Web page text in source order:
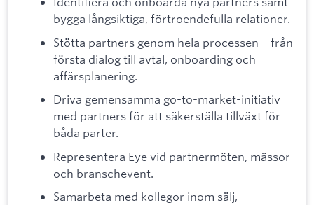
bygga långsiktiga, förtroendefulla relationer.
Stötta partners genom hela processen – från
första dialog till avtal, onboarding och
affärsplanering.
Driva gemensamma go-to-market-initiativ
med partners för att säkerställa tillväxt för
båda parter.
Representera Eye vid partnermöten, mässor
och branschevent.
Samarbeta med kollegor inom sälj,